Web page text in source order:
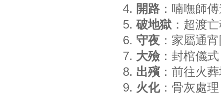
開路：喃嘸師
破地獄 ：超渡
守夜 ：家屬通
大殮：封棺儀式
出殯 ：前往火
火化：骨灰處理